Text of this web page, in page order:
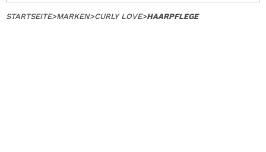
STARTSEITE>MARKEN>CURLY LOVE>HAARPFLEGE